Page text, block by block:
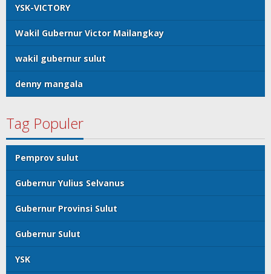
YSK-VICTORY
Wakil Gubernur Victor Mailangkay
wakil gubernur sulut
denny mangala
Tag Populer
Pemprov sulut
Gubernur Yulius Selvanus
Gubernur Provinsi Sulut
Gubernur Sulut
YSK